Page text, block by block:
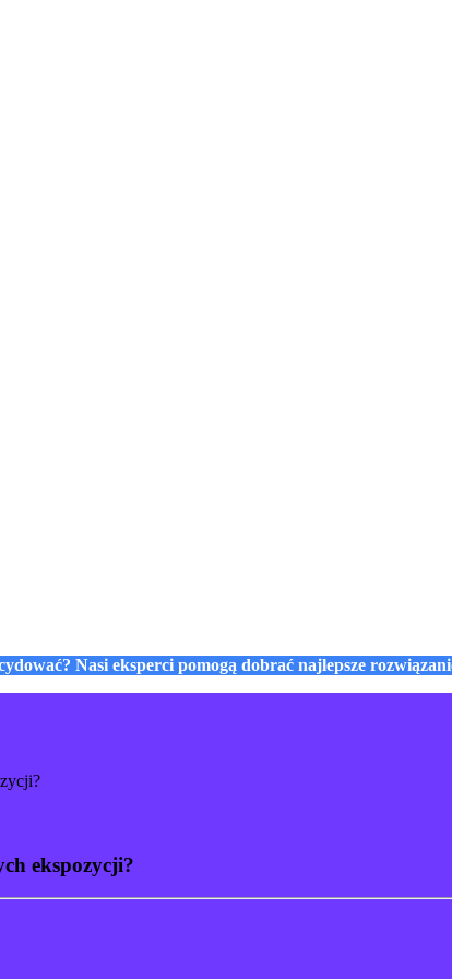
Nasi eksperci pomogą dobrać najlepsze
ekspozycji?